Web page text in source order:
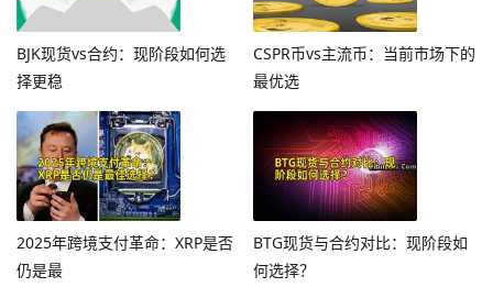
BJK现货vs合约：现阶段如何选
择更稳
CSPR币vs主流币：当前市场下的
最优选
2025年跨境支付革命：XRP是否
仍是最
BTG现货与合约对比：现阶段如
何选择？